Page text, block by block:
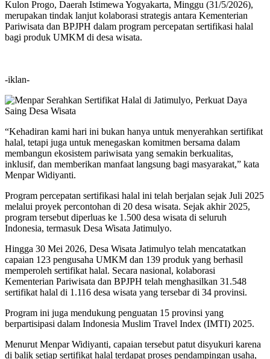
Kulon Progo, Daerah Istimewa Yogyakarta, Minggu (31/5/2026),
merupakan tindak lanjut kolaborasi strategis antara Kementerian
Pariwisata dan BPJPH dalam program percepatan sertifikasi halal
bagi produk UMKM di desa wisata.
-iklan-
“Kehadiran kami hari ini bukan hanya untuk menyerahkan sertifikat
halal, tetapi juga untuk menegaskan komitmen bersama dalam
membangun ekosistem pariwisata yang semakin berkualitas,
inklusif, dan memberikan manfaat langsung bagi masyarakat,” kata
Menpar Widiyanti.
Program percepatan sertifikasi halal ini telah berjalan sejak Juli 2025
melalui proyek percontohan di 20 desa wisata. Sejak akhir 2025,
program tersebut diperluas ke 1.500 desa wisata di seluruh
Indonesia, termasuk Desa Wisata Jatimulyo.
Hingga 30 Mei 2026, Desa Wisata Jatimulyo telah mencatatkan
capaian 123 pengusaha UMKM dan 139 produk yang berhasil
memperoleh sertifikat halal. Secara nasional, kolaborasi
Kementerian Pariwisata dan BPJPH telah menghasilkan 31.548
sertifikat halal di 1.116 desa wisata yang tersebar di 34 provinsi.
Program ini juga mendukung penguatan 15 provinsi yang
berpartisipasi dalam Indonesia Muslim Travel Index (IMTI) 2025.
Menurut Menpar Widiyanti, capaian tersebut patut disyukuri karena
di balik setiap sertifikat halal terdapat proses pendampingan usaha,